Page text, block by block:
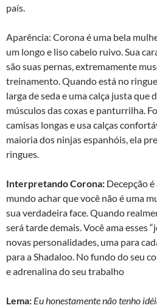
país.
Aparência: Corona é uma bela
um longo e liso cabelo ruivo. Sua
são suas pernas, extremamente
treinamento. Quando está no
larga de seda e uma calça justa que
músculos das coxas e panturrilha.
camisas longas e usa calças
maioria dos ninjas espanhóis, ela
ringues.
Interpretando Corona: Decepção
mundo achar que você não é uma
sua verdadeira face. Quando
será tarde demais. Você ama esses
novas personalidades, uma para
para a Shadaloo. No fundo do seu
e adrenalina do seu trabalho
Lema: Eu honestamente não tenho